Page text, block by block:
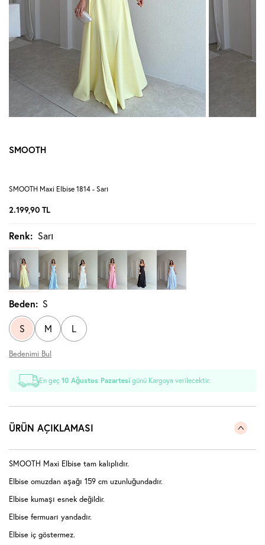
SMOOTH
SMOOTH Maxi Elbise 1814 - Sarı
2.199,90 TL
Renk: Sarı
Beden: S
S M L
Bedenimi Bul
En geç10 Ağustos Pazartesi günü Kargoya verilecektir.
ÜRÜN AÇIKLAMASI
SMOOTH Maxi Elbise tam kalıplıdır.
Elbise omuzdan aşağı 159 cm uzunluğundadır.
Elbise kumaşı esnek değildir.
Elbise fermuarı yandadır.
Elbise iç göstermez.